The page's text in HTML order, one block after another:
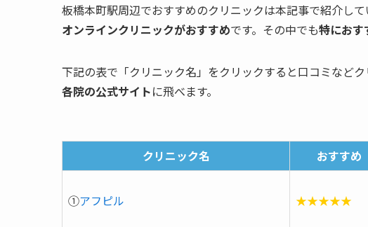
板橋本町駅周辺でおすすめのクリニックは本記事で紹介して
オンラインクリニックがおすすめです。その中でも特におす
下記の表で「クリニック名」をクリックすると口コミなど
各院の公式サイトに飛べます。
クリニック名 おすすめ
①アフピル ★★★★★